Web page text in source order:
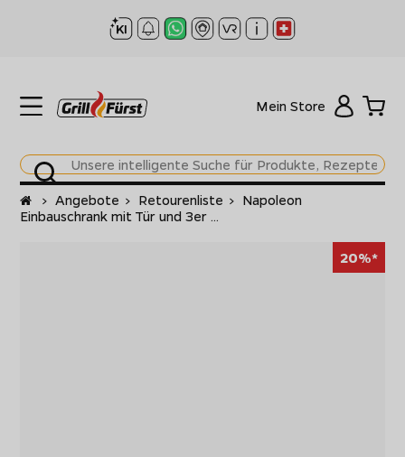
Mein Store
Startseite
> Angebote > Retourenliste > Napoleon
Einbauschrank mit Tür und 3er ...
20%*